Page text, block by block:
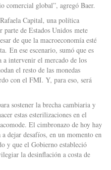
comercial global”, agregó Baer.
Capital, una política
de Estados Unidos mete
de que la macroeconomía esté
En ese escenario, sumó que es
a intervenir el mercado de los
el resto de las monedas
con el FMI. Y, para eso, será
sostener la brecha cambiaria y
estas esterilizaciones en el
El cimbronazo de hoy hay
dejar desafíos, en un momento en
y que el Gobierno estableció
la desinflación a costa de